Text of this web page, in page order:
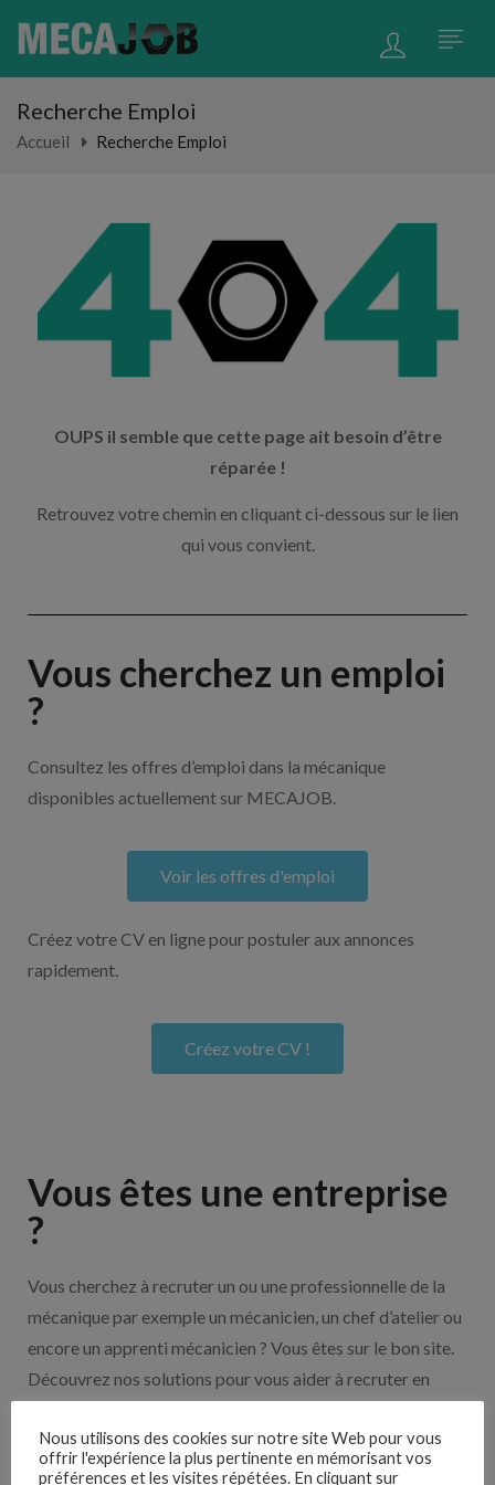
Recherche Emploi
Accueil Recherche Emploi
OUPS il semble que cette page ait besoin d’être
réparée !
Retrouvez votre chemin en cliquant ci-dessous sur le lien
qui vous convient.
Vous cherchez un emploi
?
Consultez les offres d’emploi dans la mécanique
disponibles actuellement sur MECAJOB.
Voir les offres d'emploi
Créez votre CV en ligne pour postuler aux annonces
rapidement.
Créez votre CV !
Vous êtes une entreprise
?
Vous cherchez à recruter un ou une professionnelle de la
mécanique par exemple un mécanicien, un chef d’atelier ou
encore un apprenti mécanicien ? Vous êtes sur le bon site.
Découvrez nos solutions pour vous aider à recruter en
Nous utilisons des cookies sur notre site Web pour vous
offrir l'expérience la plus pertinente en mémorisant vos
préférences et les visites répétées. En cliquant sur